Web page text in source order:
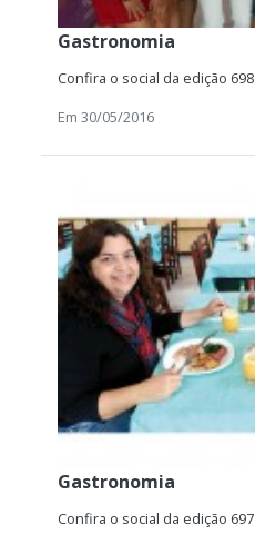
Gastronomia
Confira o social da edição 698
Em 30/05/2016
Gastronomia
Confira o social da edição 697